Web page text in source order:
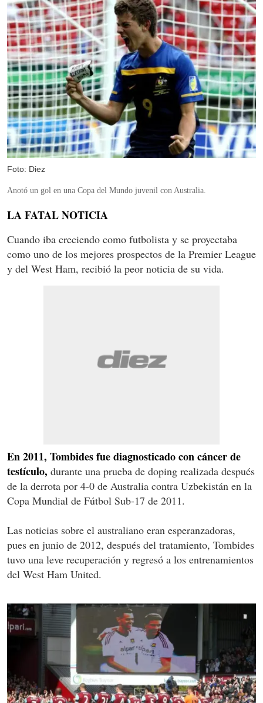
Foto: Diez
Anotó un gol en una Copa del Mundo juvenil con Australia.
LA FATAL NOTICIA
Cuando iba creciendo como futbolista y se proyectaba
como uno de los mejores prospectos de la Premier League
y del West Ham, recibió la peor noticia de su vida.
En 2011, Tombides fue diagnosticado con cáncer de
testículo, durante una prueba de doping realizada después
de la derrota por 4-0 de Australia contra Uzbekistán en la
Copa Mundial de Fútbol Sub-17 de 2011.
Las noticias sobre el australiano eran esperanzadoras,
pues en junio de 2012, después del tratamiento, Tombides
tuvo una leve recuperación y regresó a los entrenamientos
del West Ham United.